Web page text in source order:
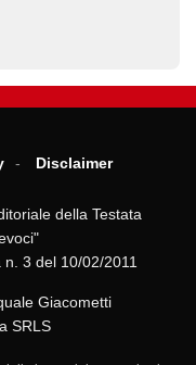
Disclaimer
della Testata
3 del 10/02/2011
Giacometti
SRLS